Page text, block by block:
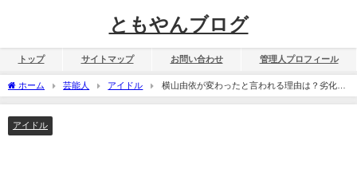
ともやんブログ
トップ サイトマップ お問い合わせ 管理人プロフィール
ホーム 芸能人 アイドル
横山由依が変わったと言われる理由は？劣化し
たか可愛いか真相は!?
アイドル